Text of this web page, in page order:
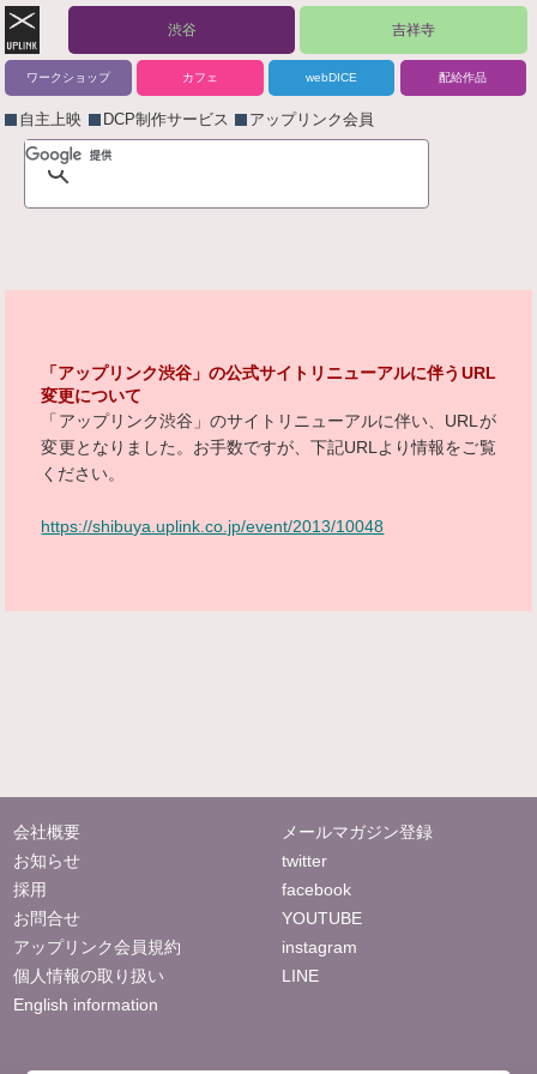
渋谷 吉祥寺
ワークショップ カフェ webDICE 配給作品
自主上映 DCP制作サービス アップリンク会員
「アップリンク渋谷」の公式サイトリニューアルに伴うURL
変更について
「アップリンク渋谷」のサイトリニューアルに伴い、URLが
変更となりました。お手数ですが、下記URLより情報をご覧
ください。
https://shibuya.uplink.co.jp/event/2013/10048
会社概要
お知らせ
採用
お問合せ
アップリンク会員規約
個人情報の取り扱い
English information
メールマガジン登録
twitter
facebook
YOUTUBE
instagram
LINE